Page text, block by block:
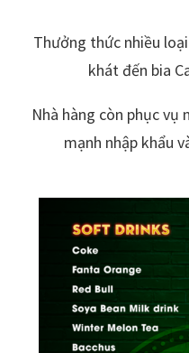
Thưởng thức nhiều
khát đến bia
Nhà hàng còn phục vụ
mạnh nhập khẩu